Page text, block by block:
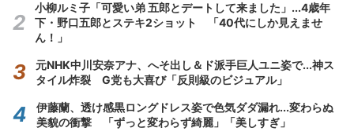
小柳ルミ子「可愛い弟 五郎とデートして来ました」...4歳年
下・野口五郎とステキ2ショット 「40代にしか見えませ
ん！」
元NHK中川安奈アナ、へそ出し＆ド派手巨人ユニ姿で...神ス
タイル炸裂 G党も大喜び「反則級のビジュアル」
伊藤蘭、透け感黒ロングドレス姿で色気ダダ漏れ...変わらぬ
美貌の衝撃 「ずっと変わらず綺麗」「美しすぎ」